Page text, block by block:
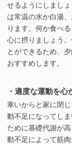
せるようにしまし
は常温の水か白湯
ります。何か食べ
心に摂りましょう
とができるため、
おすすめします。
・適度な運動を心
寒いからと家に閉
動不足になってし
ために基礎代謝が
動不足によって筋